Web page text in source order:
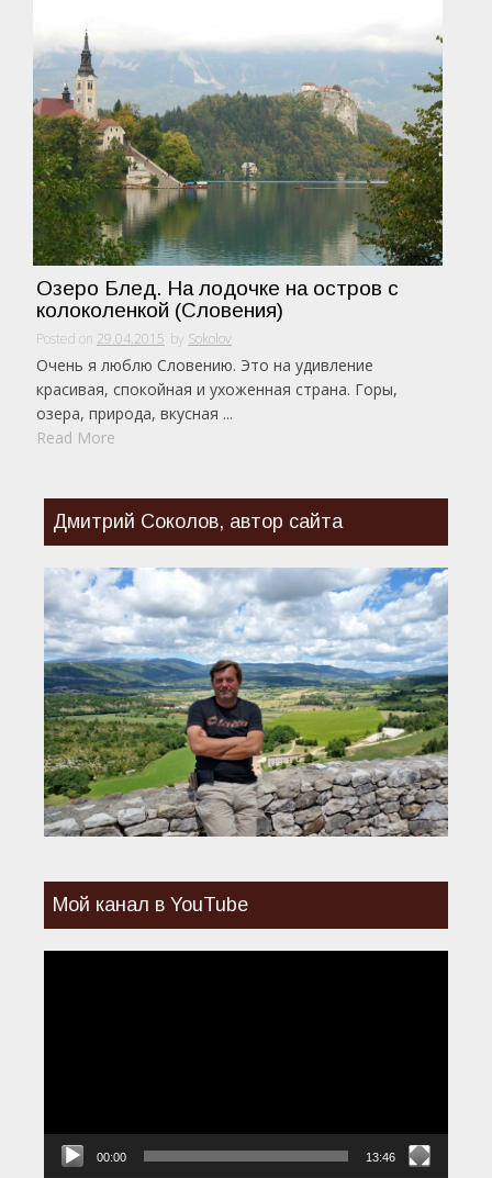
Озеро Блед. На лодочке на остров с
колоколенкой (Словения)
Posted on 29.04.2015 by Sokolov
Очень я люблю Словению. Это на удивление
красивая, спокойная и ухоженная страна. Горы,
озера, природа, вкусная ...
Read More
Дмитрий Соколов, автор сайта
Мой канал в YouTube
00:00 13:46